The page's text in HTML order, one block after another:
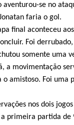
aventurou-se no
faria o gol.
final aconteceu
Foi
somente uma
a movimentação
amistoso. Foi uma
nos dois
primeira partida de